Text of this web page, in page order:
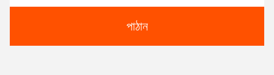
পাঠান